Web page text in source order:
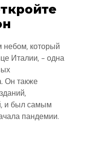
небом, который
Италии, - одна
Он также
и был самым
пандемии.